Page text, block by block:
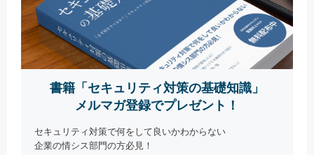
書籍「セキュリティ対策の基礎知識」
メルマガ登録でプレゼント！
セキュリティ対策で何をして良いかわからない
企業の情シス部門の方必見！